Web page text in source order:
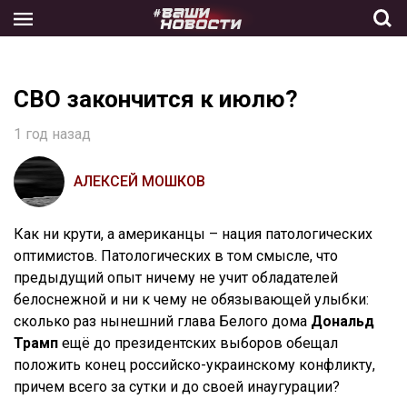
the
СВО закончится к июлю?
1 год назад
АЛЕКСЕЙ МОШКОВ
Как ни крути, а американцы – нация патологических
оптимистов. Патологических в том смысле, что
предыдущий опыт ничему не учит обладателей
белоснежной и ни к чему не обязывающей улыбки:
сколько раз нынешний глава Белого дома Дональд
Трамп ещё до президентских выборов обещал
положить конец российско-украинскому конфликту,
причем всего за сутки и до своей инаугурации?